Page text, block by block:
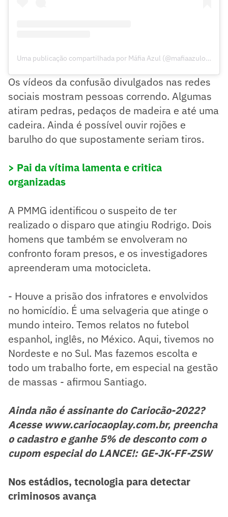
Uma publicação compartilhada por Máfia Azul (@mafiaazuloficial)
Os vídeos da confusão divulgados nas redes
sociais mostram pessoas correndo. Algumas
atiram pedras, pedaços de madeira e até uma
cadeira. Ainda é possível ouvir rojões e
barulho do que supostamente seriam tiros.
> Pai da vítima lamenta e critica
organizadas
A PMMG identificou o suspeito de ter
realizado o disparo que atingiu Rodrigo. Dois
homens que também se envolveram no
confronto foram presos, e os investigadores
apreenderam uma motocicleta.
- Houve a prisão dos infratores e envolvidos
no homicídio. É uma selvageria que atinge o
mundo inteiro. Temos relatos no futebol
espanhol, inglês, no México. Aqui, tivemos no
Nordeste e no Sul. Mas fazemos escolta e
todo um trabalho forte, em especial na gestão
de massas - afirmou Santiago.
Ainda não é assinante do Cariocão-2022?
Acesse www.cariocaoplay.com.br, preencha
o cadastro e ganhe 5% de desconto com o
cupom especial do LANCE!: GE-JK-FF-ZSW
Nos estádios, tecnologia para detectar
criminosos avança